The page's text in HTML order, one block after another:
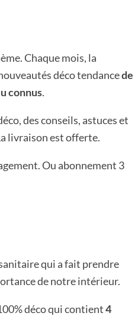
Chaque mois, la
déco tendancede
connus.
des conseils, astuces et
livraison est offerte.
Ou abonnement 3
qui a fait prendre
de notre intérieur.
déco qui contient4